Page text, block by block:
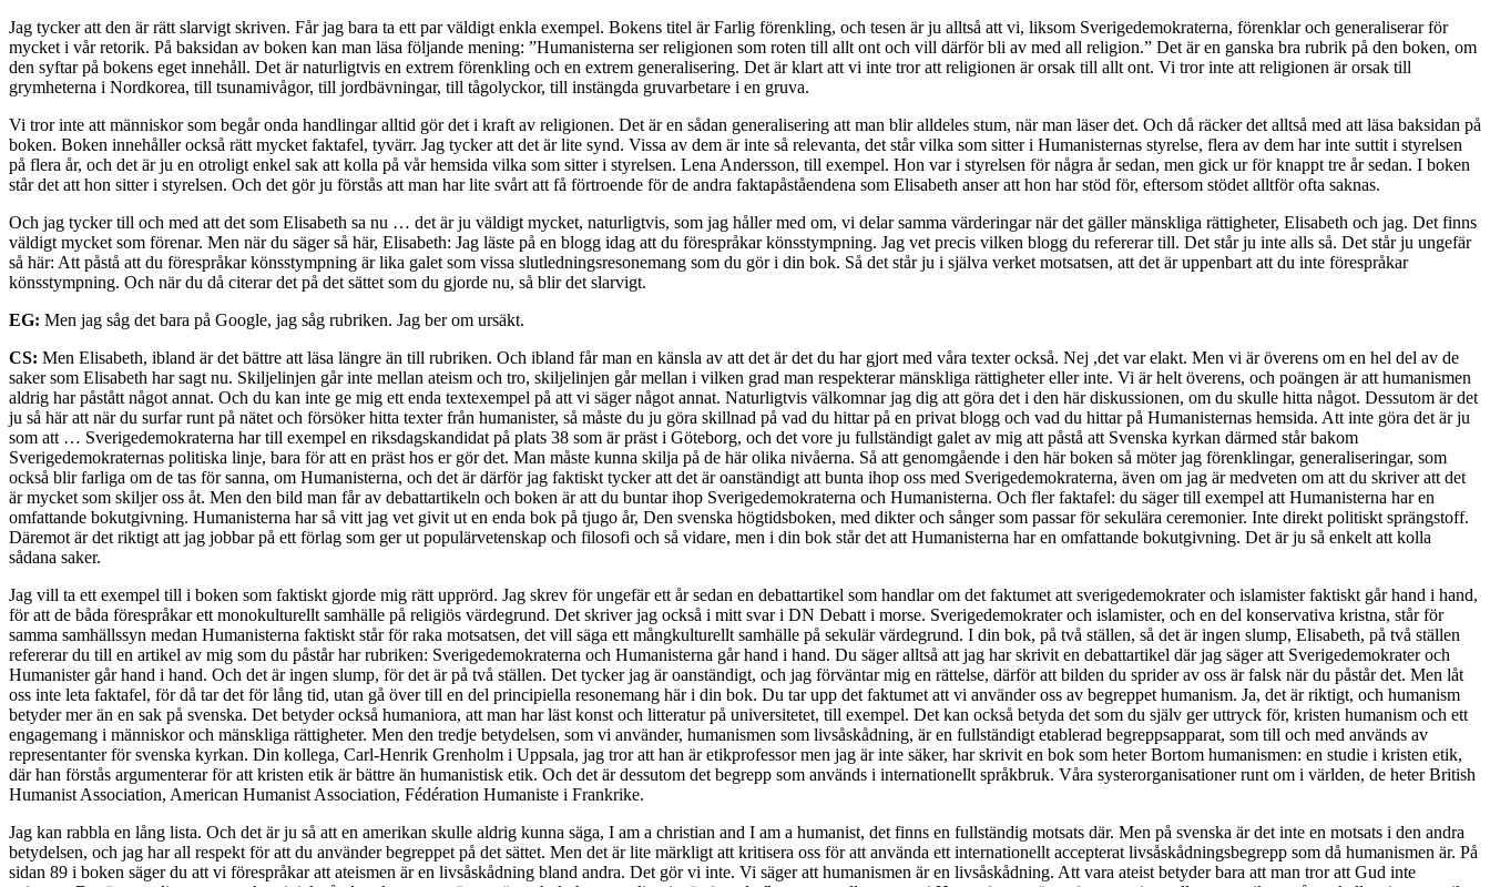
Jag tycker att den är rätt slarvigt skriven. Får jag bara ta ett par väldigt enkla exempel. Bokens titel är Farlig förenkling, och tesen är ju alltså att vi, liksom Sverigedemokraterna, förenklar och generaliserar för
mycket i vår retorik. På baksidan av boken kan man läsa följande mening: ”Humanisterna ser religionen som roten till allt ont och vill därför bli av med all religion.” Det är en ganska bra rubrik på den boken, om
den syftar på bokens eget innehåll. Det är naturligtvis en extrem förenkling och en extrem generalisering. Det är klart att vi inte tror att religionen är orsak till allt ont. Vi tror inte att religionen är orsak till
grymheterna i Nordkorea, till tsunamivågor, till jordbävningar, till tågolyckor, till instängda gruvarbetare i en gruva.
Vi tror inte att människor som begår onda handlingar alltid gör det i kraft av religionen. Det är en sådan generalisering att man blir alldeles stum, när man läser det. Och då räcker det alltså med att läsa baksidan på
boken. Boken innehåller också rätt mycket faktafel, tyvärr. Jag tycker att det är lite synd. Vissa av dem är inte så relevanta, det står vilka som sitter i Humanisternas styrelse, flera av dem har inte suttit i styrelsen
på flera år, och det är ju en otroligt enkel sak att kolla på vår hemsida vilka som sitter i styrelsen. Lena Andersson, till exempel. Hon var i styrelsen för några år sedan, men gick ur för knappt tre år sedan. I boken
står det att hon sitter i styrelsen. Och det gör ju förstås att man har lite svårt att få förtroende för de andra faktapåståendena som Elisabeth anser att hon har stöd för, eftersom stödet alltför ofta saknas.
Och jag tycker till och med att det som Elisabeth sa nu … det är ju väldigt mycket, naturligtvis, som jag håller med om, vi delar samma värderingar när det gäller mänskliga rättigheter, Elisabeth och jag. Det finns
väldigt mycket som förenar. Men när du säger så här, Elisabeth: Jag läste på en blogg idag att du förespråkar könsstympning. Jag vet precis vilken blogg du refererar till. Det står ju inte alls så. Det står ju ungefär
så här: Att påstå att du förespråkar könsstympning är lika galet som vissa slutledningsresonemang som du gör i din bok. Så det står ju i själva verket motsatsen, att det är uppenbart att du inte förespråkar
könsstympning. Och när du då citerar det på det sättet som du gjorde nu, så blir det slarvigt.
EG: Men jag såg det bara på Google, jag såg rubriken. Jag ber om ursäkt.
CS: Men Elisabeth, ibland är det bättre att läsa längre än till rubriken. Och ibland får man en känsla av att det är det du har gjort med våra texter också. Nej ,det var elakt. Men vi är överens om en hel del av de
saker som Elisabeth har sagt nu. Skiljelinjen går inte mellan ateism och tro, skiljelinjen går mellan i vilken grad man respekterar mänskliga rättigheter eller inte. Vi är helt överens, och poängen är att humanismen
aldrig har påstått något annat. Och du kan inte ge mig ett enda textexempel på att vi säger något annat. Naturligtvis välkomnar jag dig att göra det i den här diskussionen, om du skulle hitta något. Dessutom är det
ju så här att när du surfar runt på nätet och försöker hitta texter från humanister, så måste du ju göra skillnad på vad du hittar på en privat blogg och vad du hittar på Humanisternas hemsida. Att inte göra det är ju
som att … Sverigedemokraterna har till exempel en riksdagskandidat på plats 38 som är präst i Göteborg, och det vore ju fullständigt galet av mig att påstå att Svenska kyrkan därmed står bakom
Sverigedemokraternas politiska linje, bara för att en präst hos er gör det. Man måste kunna skilja på de här olika nivåerna. Så att genomgående i den här boken så möter jag förenklingar, generaliseringar, som
också blir farliga om de tas för sanna, om Humanisterna, och det är därför jag faktiskt tycker att det är oanständigt att bunta ihop oss med Sverigedemokraterna, även om jag är medveten om att du skriver att det
är mycket som skiljer oss åt. Men den bild man får av debattartikeln och boken är att du buntar ihop Sverigedemokraterna och Humanisterna. Och fler faktafel: du säger till exempel att Humanisterna har en
omfattande bokutgivning. Humanisterna har så vitt jag vet givit ut en enda bok på tjugo år, Den svenska högtidsboken, med dikter och sånger som passar för sekulära ceremonier. Inte direkt politiskt sprängstoff.
Däremot är det riktigt att jag jobbar på ett förlag som ger ut populärvetenskap och filosofi och så vidare, men i din bok står det att Humanisterna har en omfattande bokutgivning. Det är ju så enkelt att kolla
sådana saker.
Jag vill ta ett exempel till i boken som faktiskt gjorde mig rätt upprörd. Jag skrev för ungefär ett år sedan en debattartikel som handlar om det faktumet att sverigedemokrater och islamister faktiskt går hand i hand,
för att de båda förespråkar ett monokulturellt samhälle på religiös värdegrund. Det skriver jag också i mitt svar i DN Debatt i morse. Sverigedemokrater och islamister, och en del konservativa kristna, står för
samma samhällssyn medan Humanisterna faktiskt står för raka motsatsen, det vill säga ett mångkulturellt samhälle på sekulär värdegrund. I din bok, på två ställen, så det är ingen slump, Elisabeth, på två ställen
refererar du till en artikel av mig som du påstår har rubriken: Sverigedemokraterna och Humanisterna går hand i hand. Du säger alltså att jag har skrivit en debattartikel där jag säger att Sverigedemokrater och
Humanister går hand i hand. Och det är ingen slump, för det är på två ställen. Det tycker jag är oanständigt, och jag förväntar mig en rättelse, därför att bilden du sprider av oss är falsk när du påstår det. Men låt
oss inte leta faktafel, för då tar det för lång tid, utan gå över till en del principiella resonemang här i din bok. Du tar upp det faktumet att vi använder oss av begreppet humanism. Ja, det är riktigt, och humanism
betyder mer än en sak på svenska. Det betyder också humaniora, att man har läst konst och litteratur på universitetet, till exempel. Det kan också betyda det som du själv ger uttryck för, kristen humanism och ett
engagemang i människor och mänskliga rättigheter. Men den tredje betydelsen, som vi använder, humanismen som livsåskådning, är en fullständigt etablerad begreppsapparat, som till och med används av
representanter för svenska kyrkan. Din kollega, Carl-Henrik Grenholm i Uppsala, jag tror att han är etikprofessor men jag är inte säker, har skrivit en bok som heter Bortom humanismen: en studie i kristen etik,
där han förstås argumenterar för att kristen etik är bättre än humanistisk etik. Och det är dessutom det begrepp som används i internationellt språkbruk. Våra systerorganisationer runt om i världen, de heter British
Humanist Association, American Humanist Association, Fédération Humaniste i Frankrike.
Jag kan rabbla en lång lista. Och det är ju så att en amerikan skulle aldrig kunna säga, I am a christian and I am a humanist, det finns en fullständig motsats där. Men på svenska är det inte en motsats i den andra
betydelsen, och jag har all respekt för att du använder begreppet på det sättet. Men det är lite märkligt att kritisera oss för att använda ett internationellt accepterat livsåskådningsbegrepp som då humanismen är. På
sidan 89 i boken säger du att vi förespråkar att ateismen är en livsåskådning bland andra. Det gör vi inte. Vi säger att humanismen är en livsåskådning. Att vara ateist betyder bara att man tror att Gud inte